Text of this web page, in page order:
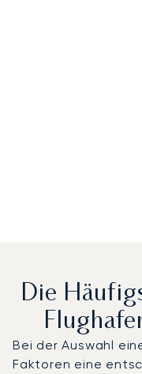
Die
Bei der Auswahl
Faktoren eine